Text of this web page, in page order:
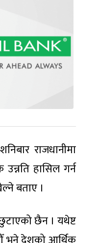
राजधानीमा
हासिल गर्न
बताए ।
छैन । यथेष्ट